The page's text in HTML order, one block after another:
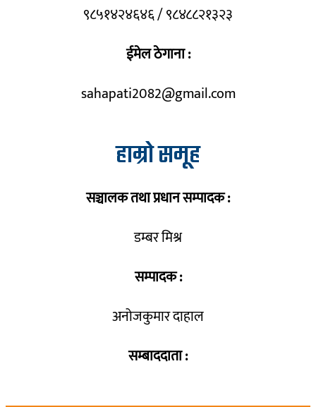
९८५१४२४६४६ / ९८४८८२१३२३
ईमेल ठेगाना :
sahapati2082@gmail.com
हाम्रो समूह
सञ्चालक तथा प्रधान सम्पादक :
डम्बर मिश्र
सम्पादक :
अनोजकुमार दाहाल
सम्बाददाता :